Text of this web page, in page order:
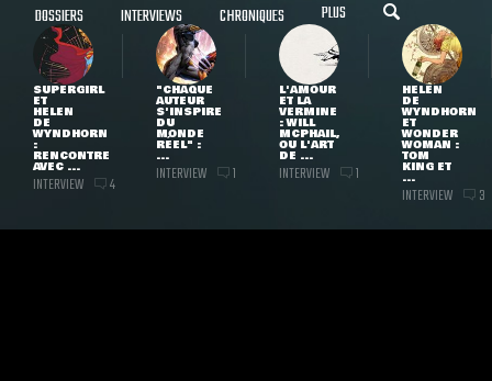
DOSSIERS INTERVIEWS CHRONIQUES PLUS
SUPERGIRL
ET
HELEN
DE
WYNDHORN
:
RENCONTRE
AVEC ...
INTERVIEW 4
"CHAQUE
AUTEUR
S'INSPIRE
DU
MONDE
RÉEL" :
...
INTERVIEW 1
L'AMOUR
ET LA
VERMINE
: WILL
MCPHAIL,
OU L'ART
DE ...
INTERVIEW 1
HELEN
DE
WYNDHORN
ET
WONDER
WOMAN :
TOM
KING ET
...
INTERVIEW 3